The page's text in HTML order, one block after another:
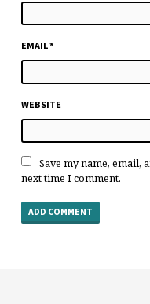
EMAIL*
WEBSITE
Save my name,
next time I comment.